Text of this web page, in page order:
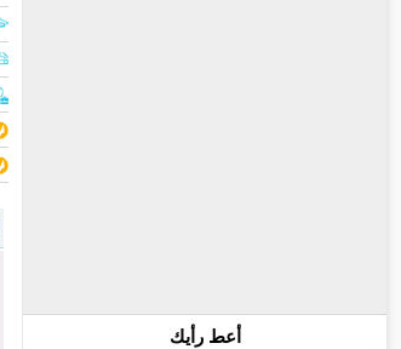
أعط رأيك